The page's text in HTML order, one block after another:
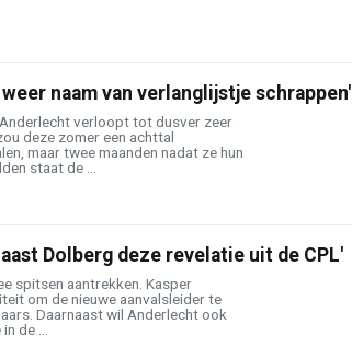
naam van verlanglijstje schrappen'
verloopt tot dusver zeer
deze zomer een achttal
maar twee maanden nadat ze hun
staat de ...
Dolberg deze revelatie uit de CPL'
spitsen aantrekken. Kasper
om de nieuwe aanvalsleider te
Daarnaast wil Anderlecht ook
de ...